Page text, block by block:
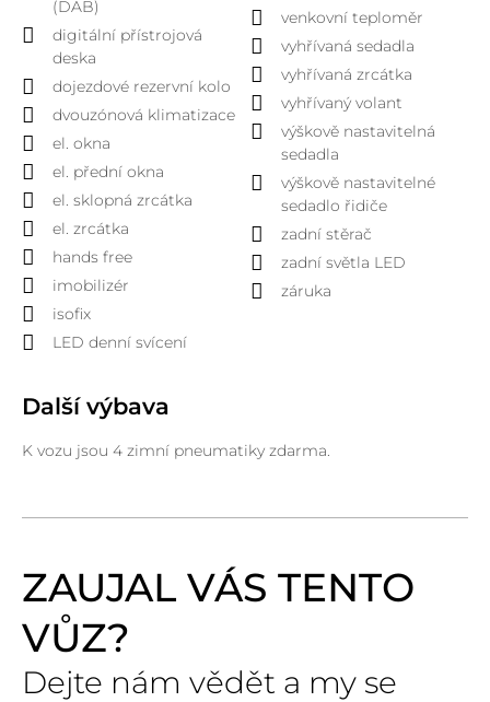
(DAB)
digitální přístrojová
deska
dojezdové rezervní kolo
dvouzónová klimatizace
el. okna
el. přední okna
el. sklopná zrcátka
el. zrcátka
hands free
imobilizér
isofix
LED denní svícení
venkovní teploměr
vyhřívaná sedadla
vyhřívaná zrcátka
vyhřívaný volant
výškově nastavitelná
sedadla
výškově nastavitelné
sedadlo řidiče
zadní stěrač
zadní světla LED
záruka
Další výbava
K vozu jsou 4 zimní pneumatiky zdarma.
ZAUJAL VÁS TENTO
VŮZ?
Dejte nám vědět a my se